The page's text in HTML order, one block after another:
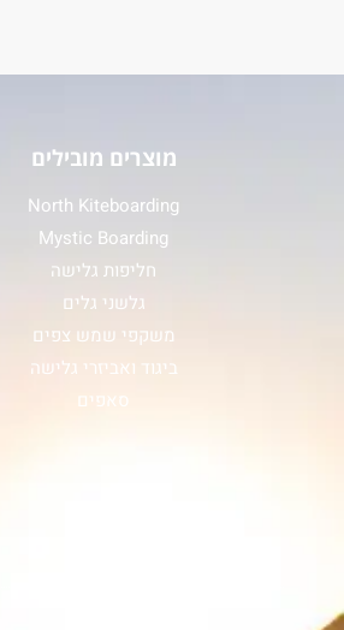
מוצרים מובילים
North Kiteboarding
Mystic Boarding
חליפות גלישה
גלשני גלים
משקפי שמש צפים
ביגוד ואביזרי גלישה
סאפים